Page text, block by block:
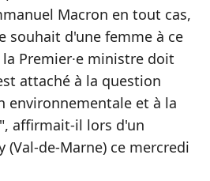
Macron en tout cas,
souhait d'une femme à ce
Premier·e ministre doit
attaché à la question
environnementale et à la
affirmait-il lors d'un
(Val-de-Marne) ce mercredi